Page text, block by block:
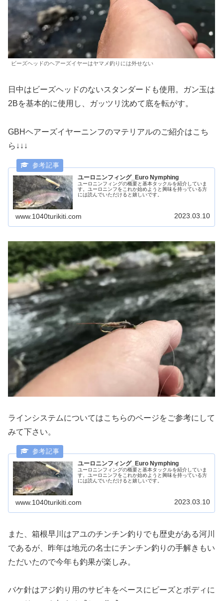
ビーズヘッドのヘアーズイヤーはヤマメ釣りには外せない
日中はビーズヘッドのないスタンダードも使用。ガン玉は
2Bを基本的に使用し、ガッツリ沈めて底を転がす。
GBHヘアーズイヤーニンフのマテリアルのご紹介はこち
ら↓↓↓
ユーロニンフィング_Euro Nymphing
ユーロニンフィングの概要と基本タックルを紹介していま
す。ユーロニンフをこれか始めようと興味を持っている方
には読んでいただけると嬉しいです。
www.1040turikiti.com 2023.03.10
ラインシステムについてはこちらのページをご参考にして
みて下さい。
ユーロニンフィング_Euro Nymphing
ユーロニンフィングの概要と基本タックルを紹介していま
す。ユーロニンフをこれか始めようと興味を持っている方
には読んでいただけると嬉しいです。
www.1040turikiti.com 2023.03.10
また、箱根早川はアユのチンチン釣りでも歴史がある河川
であるが、昨年は地元の名士にチンチン釣りの手解きもい
ただいたので今年も釣果が楽しみ。
バケ針はアジ釣り用のサビキをベースにビーズとボディに